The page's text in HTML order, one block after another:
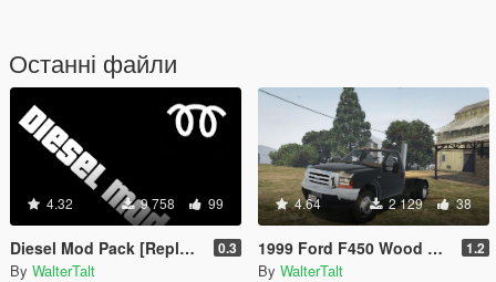
Останні файли
4.32 9 758 99
Diesel Mod Pack [Replace] 0.3
By WalterTalt
4.64 2 129 38
1999 Ford F450 Wood bed + Stacks! 1.2
By WalterTalt